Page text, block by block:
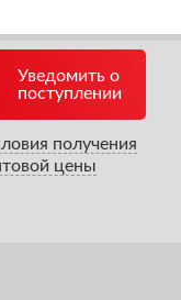
Уведомить о
поступлении
получения
цены